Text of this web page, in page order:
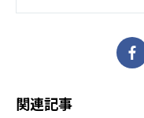
関連記事